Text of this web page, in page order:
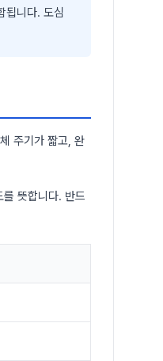
됩니다. 도심
주기가 짧고, 완
뜻합니다. 반드